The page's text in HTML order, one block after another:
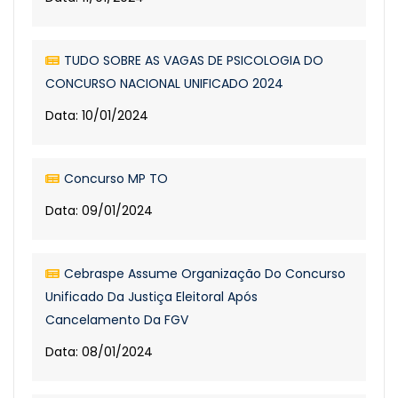
TUDO SOBRE AS VAGAS DE PSICOLOGIA DO
CONCURSO NACIONAL UNIFICADO 2024
Data: 10/01/2024
Concurso MP TO
Data: 09/01/2024
Cebraspe Assume Organização Do Concurso
Unificado Da Justiça Eleitoral Após
Cancelamento Da FGV
Data: 08/01/2024